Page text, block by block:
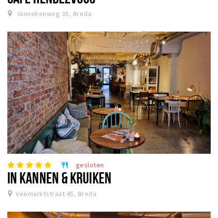
Ginnekenweg 35, Breda
restaurant gesloten
IN KANNEN & KRUIKEN
Veemarktstraat 45, Breda